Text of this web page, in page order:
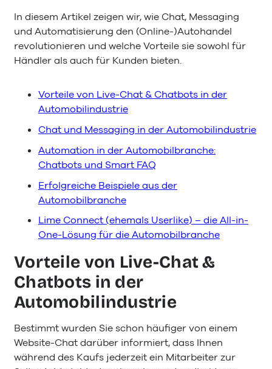
In diesem Artikel zeigen wir, wie Chat, Messaging
und Automatisierung den (Online-)Autohandel
revolutionieren und welche Vorteile sie sowohl für
Händler als auch für Kunden bieten.
Vorteile von Live-Chat & Chatbots in der
Automobilindustrie
Chat und Messaging in der Automobilindustrie
Automation in der Automobilbranche:
Chatbots und Smart FAQ
Erfolgreiche Beispiele aus der
Automobilbranche
Lime Connect (ehemals Userlike) – die All-in-
One-Lösung für die Automobilbranche
Vorteile von Live-Chat &
Chatbots in der
Automobilindustrie
Bestimmt wurden Sie schon häufiger von einem
Website-Chat darüber informiert, dass Ihnen
während des Kaufs jederzeit ein Mitarbeiter zur